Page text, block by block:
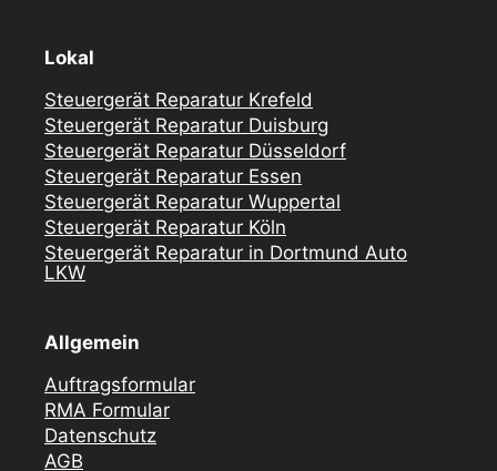
Lokal
Steuergerät Reparatur Krefeld
Steuergerät Reparatur Duisburg
Steuergerät Reparatur Düsseldorf
Steuergerät Reparatur Essen
Steuergerät Reparatur Wuppertal
Steuergerät Reparatur Köln
Steuergerät Reparatur in Dortmund Auto
LKW
Allgemein
Auftragsformular
RMA Formular
Datenschutz
AGB